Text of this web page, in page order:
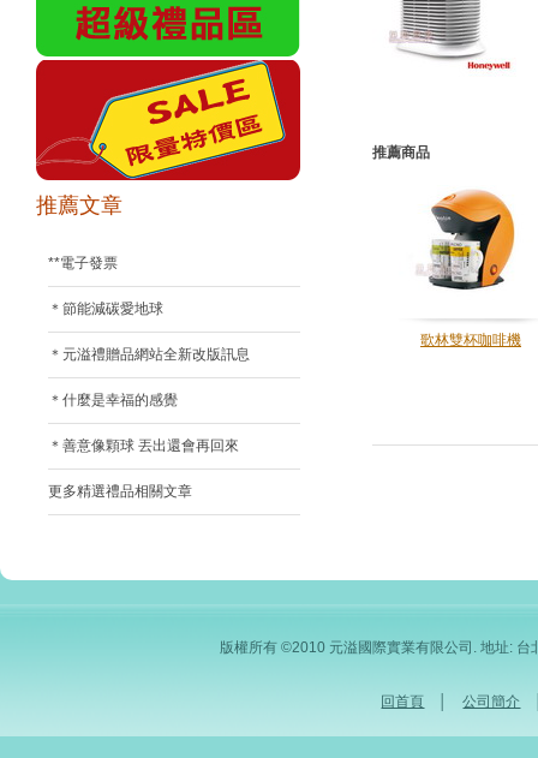
推薦商品
歌林雙杯咖啡機
推薦文章
**電子發票
＊節能減碳愛地球
＊元溢禮贈品網站全新改版訊息
＊什麼是幸福的感覺
＊善意像顆球 丟出還會再回來
更多精選禮品相關文章
版權所有 ©2010 元溢國際實業有限公司. 地址:
回首頁 │公司簡介